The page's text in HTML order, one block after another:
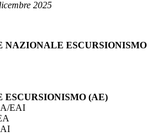
2025
NAZIONALE ESCURSIONISMO
ESCURSIONISMO (AE)
EAI